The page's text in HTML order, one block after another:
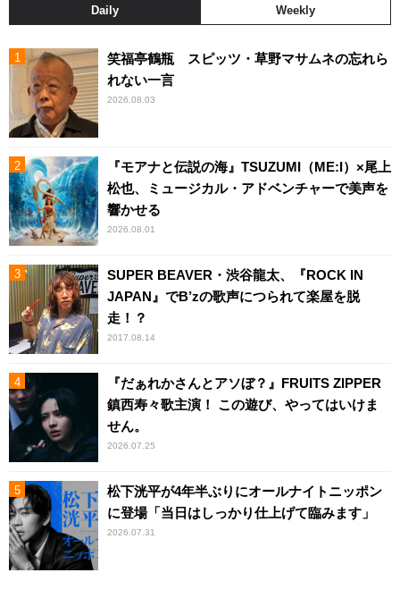
Daily Weekly
笑福亭鶴瓶 スピッツ・草野マサムネの忘れら
れない一言
2026.08.03
『モアナと伝説の海』TSUZUMI（ME:I）×尾上
松也、ミュージカル・アドベンチャーで美声を
響かせる
2026.08.01
SUPER BEAVER・渋谷龍太、『ROCK IN
JAPAN』でB’zの歌声につられて楽屋を脱
走！？
2017.08.14
『だぁれかさんとアソぼ？』FRUITS ZIPPER
鎮西寿々歌主演！ この遊び、やってはいけま
せん。
2026.07.25
松下洸平が4年半ぶりにオールナイトニッポン
に登場「当日はしっかり仕上げて臨みます」
2026.07.31